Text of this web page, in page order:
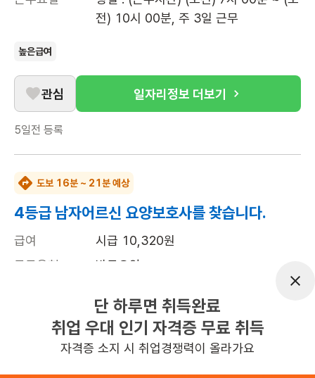
전) 10시 00분, 주 3일 근무
높은급여
관심 일자리정보 더보기
5일전 등록
도보 16분 ~ 21분 예상
4등급 남자어르신 요양보호사를 찾습니다.
급여
시급 10,320원
근무유형
방문요양
평일 : (근무시간) (오전) 9시 00분 ~ (정
오) 12시 00분, 주 3일 근무
단 하루면 취득완료
취업 우대 인기 자격증 무료 취득
자격증 소지 시 취업경쟁력이 올라가요